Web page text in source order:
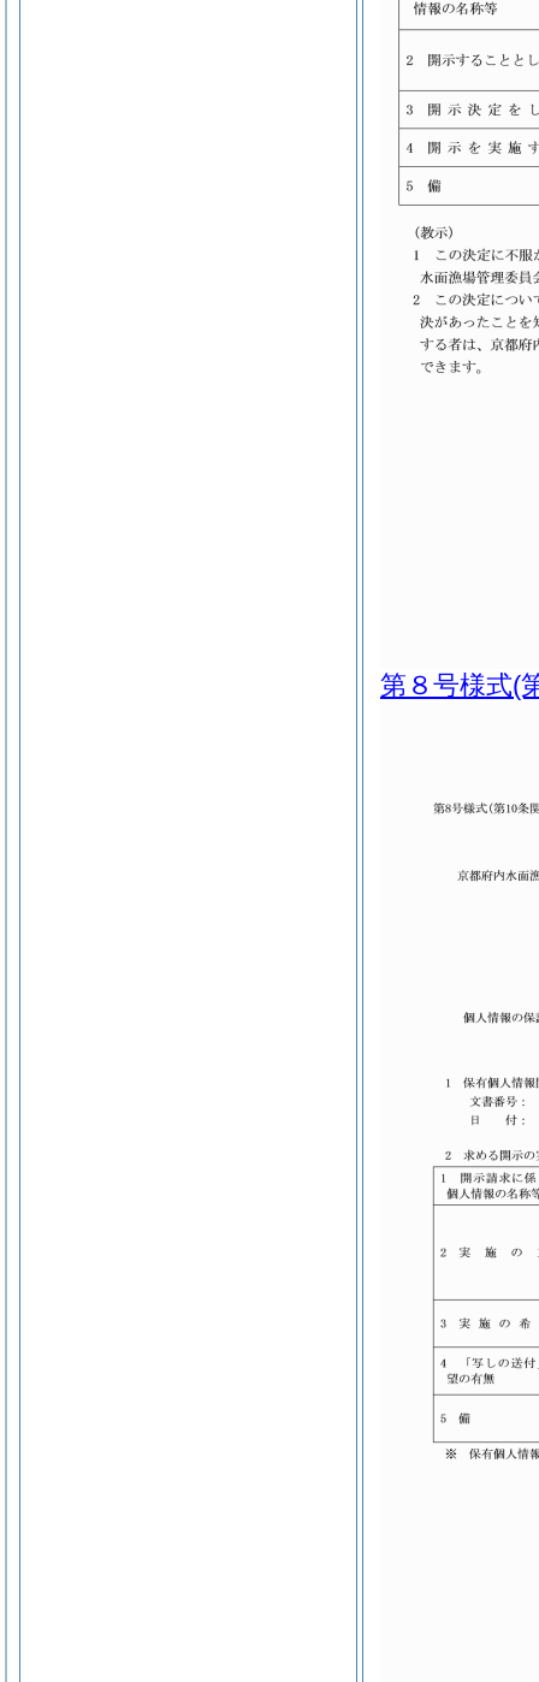
第８号様式(